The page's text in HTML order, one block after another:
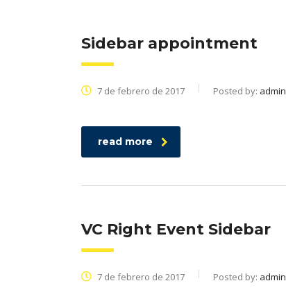
Sidebar appointment
7 de febrero de 2017 Posted by: admin
read more
VC Right Event Sidebar
7 de febrero de 2017 Posted by: admin